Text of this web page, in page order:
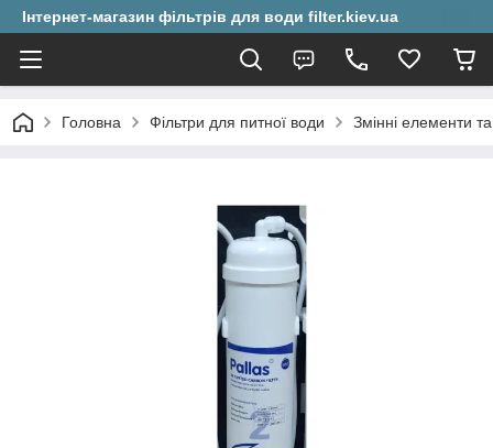
Інтернет-магазин фільтрів для води filter.kiev.ua
Головна Фільтри для питної води Змінні елементи